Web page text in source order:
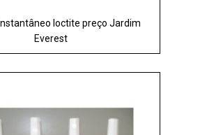
loctite preço Jardim
Everest